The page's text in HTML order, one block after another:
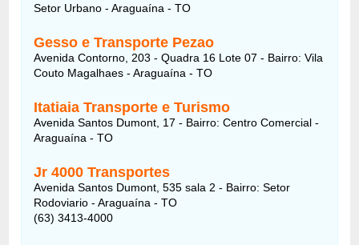
Setor Urbano - Araguaína - TO
Gesso e Transporte Pezao
Avenida Contorno, 203 - Quadra 16 Lote 07 - Bairro: Vila
Couto Magalhaes - Araguaína - TO
Itatiaia Transporte e Turismo
Avenida Santos Dumont, 17 - Bairro: Centro Comercial -
Araguaína - TO
Jr 4000 Transportes
Avenida Santos Dumont, 535 sala 2 - Bairro: Setor
Rodoviario - Araguaína - TO
(63) 3413-4000